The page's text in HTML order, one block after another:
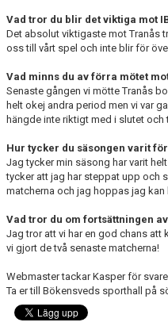
Vad tror du blir det viktiga mot
Det absolut viktigaste mot Tranås
oss till vårt spel och inte blir för
Vad minns du av förra mötet
Senaste gången vi mötte Tranås
helt okej andra period men vi var
hängde inte riktigt med i slutet och
Hur tycker du säsongen varit
Jag tycker min säsong har varit
tycker att jag har steppat upp och
matcherna och jag hoppas jag
Vad tror du om fortsättningen
Jag tror att vi har en god chans att
vi gjort de två senaste matcherna!
Webmaster tackar Kasper för
Ta er till Bökensveds sporthall på